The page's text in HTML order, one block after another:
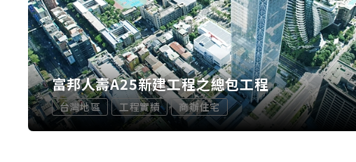
富邦人壽A25新建工程之總包工程
台灣地區 工程實績 商辦住宅